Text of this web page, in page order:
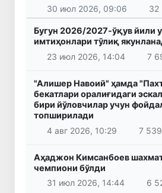
30 июл 2026, 09:06 32
Бугун 2026/2027-ўқув йили
имтиҳонлари тўлиқ
23 июл 2026, 14:04
7
"Алишер Навоий" ҳамда
бекатлари оралиғидаги
бири йўловчилар учун
топширилади
4 авг 2026, 10:29
7 539
Аҳаджон Кимсанбоев
чемпиони бўлди
31 июл 2026, 14:44
6